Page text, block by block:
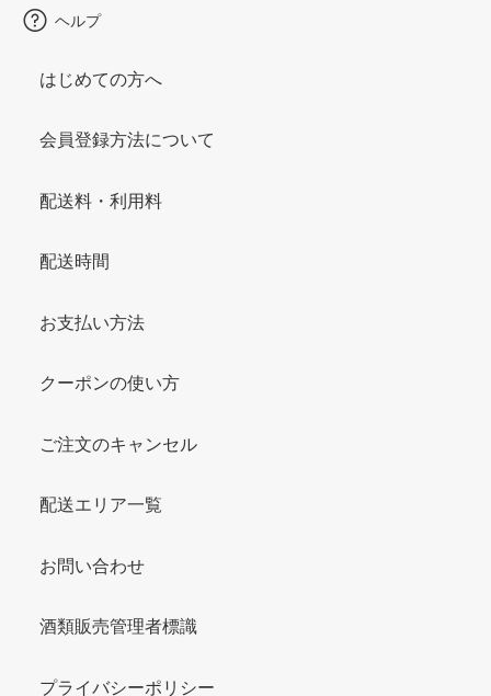
ヘルプ
はじめての方へ
会員登録方法について
配送料・利用料
配送時間
お支払い方法
クーポンの使い方
ご注文のキャンセル
配送エリア一覧
お問い合わせ
酒類販売管理者標識
プライバシーポリシー